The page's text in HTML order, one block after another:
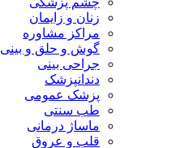
زنان و زایمان
مراکز مشاوره
گوش و حلق و بینی
جراحی بینی
دندانپزشک
پزشک عمومی
طب سنتی
ماساژ درمانی
قلب و عروق